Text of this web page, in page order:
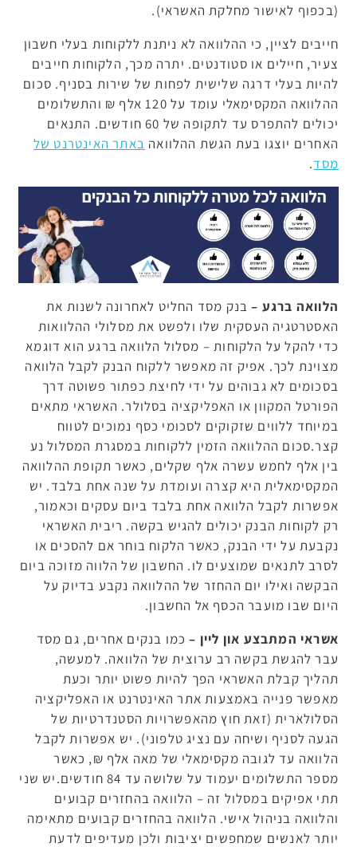
(בכפוף לאישור מחלקת האשראי).
חייבים לציין, כי ההלוואה לא ניתנת ללקוחות בעלי חשבון
צעיר, חיילים או סטודנטים. יתרה מכך, הלקוחות חייבים
להיות בעלי דרגה שלישית לפחות של שירות בסניף. סכום
ההלוואה המקסימאלי עומד על 120 אלף ₪ והתשלומים
יכולים להתפרס עד לתקופה של 60 חודשים. התנאים
האחרים יוצגו בעת הגשת ההלוואה באתר האינטרנט של
מסד.
הלוואה ברגע – בנק מסד החליט לאחרונה לשנות את
האסטרטגיה העסקית שלו ולפשט את מסלולי ההלוואות
כדי להקל על הלקוחות – מסלול הלוואה ברגע הוא דוגמא
מצוינת לכך. אפיק זה מאפשר ללקוח הבנק לקבל הלוואה
בסכומים לא גבוהים על ידי לחיצת כפתור פשוטה דרך
הפורטל המקוון או האפליקציה בסלולר. האשראי מתאים
במיוחד ללווים שזקוקים לסכומי כסף נמוכים לטווח
קצר.סכום ההלוואה הזמין ללקוחות במסגרת המסלול נע
בין אלף לחמש עשרה אלף שקלים, כאשר תקופת ההלוואה
המקסימאלית היא קצרה ועומדת על שנה אחת בלבד. יש
אפשרות לקבל הלוואה אחת בלבד ביום עסקים וכאמור,
רק לקוחות הבנק יכולים להגיש בקשה. ריבית האשראי
נקבעת על ידי הבנק, כאשר הלקוח בוחר אם להסכים או
לסרב לתנאים שמוצעים לו. החשבון של הלווה מזוכה ביום
הבקשה ואילו יום ההחזר של ההלוואה נקבע בדיוק על
היום שבו מועבר הכסף אל החשבון.
אשראי המתבצע און ליין –כמו בנקים אחרים, גם מסד
עבר להגשת בקשה רב ערוצית של הלוואה. למעשה,
תהליך קבלת האשראי הפך להיות פשוט יותר וכעת
מאפשר פנייה באמצעות אתר האינטרנט או האפליקציה
הסלולארית (זאת חוץ מהאפשרויות הסטנדרטיות של
הגעה לסניף ושיחה עם נציג טלפוני). יש אפשרות לקבל
הלוואה עד לגובה מקסימאלי של מאה אלף ₪, כאשר
מספר התשלומים יעמוד על שלושה עד 84 חודשים.יש שני
תתי אפיקים במסלול זה – הלוואה בהחזרים קבועים
והלוואה בניהול אישי. הלוואה בהחזרים קבועים מתאימה
יותר לאנשים שמחפשים יציבות ולכן מעדיפים לדעת